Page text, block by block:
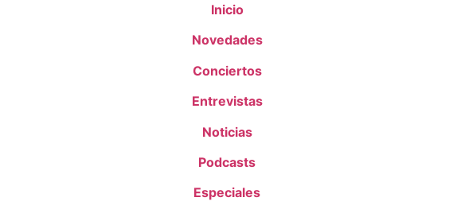
Inicio
Novedades
Conciertos
Entrevistas
Noticias
Podcasts
Especiales